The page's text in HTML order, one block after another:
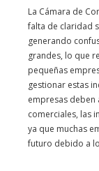
La Cámara de
falta de claridad
generando
grandes, lo que
pequeñas
gestionar estas
empresas deben
comerciales, las
ya que muchas
futuro debido a